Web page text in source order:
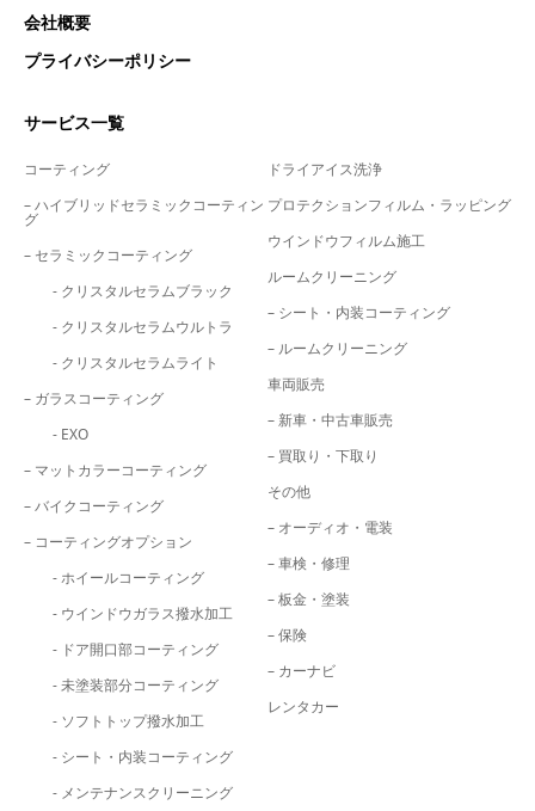
会社概要
プライバシーポリシー
サービス一覧
コーティング
– ハイブリッドセラミックコーティン
グ
– セラミックコーティング
- クリスタルセラムブラック
- クリスタルセラムウルトラ
- クリスタルセラムライト
– ガラスコーティング
- EXO
– マットカラーコーティング
– バイクコーティング
– コーティングオプション
- ホイールコーティング
- ウインドウガラス撥水加工
- ドア開口部コーティング
- 未塗装部分コーティング
- ソフトトップ撥水加工
- シート・内装コーティング
- メンテナンスクリーニング
ドライアイス洗浄
プロテクションフィルム・ラッピング
ウインドウフィルム施工
ルームクリーニング
– シート・内装コーティング
– ルームクリーニング
車両販売
– 新車・中古車販売
– 買取り・下取り
その他
– オーディオ・電装
– 車検・修理
– 板金・塗装
– 保険
– カーナビ
レンタカー